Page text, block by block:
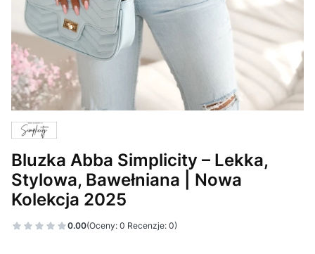
Bluzka Abba Simplicity – Lekka,
Stylowa, Bawełniana | Nowa
Kolekcja 2025
0.00(Oceny: 0 Recenzje: 0)